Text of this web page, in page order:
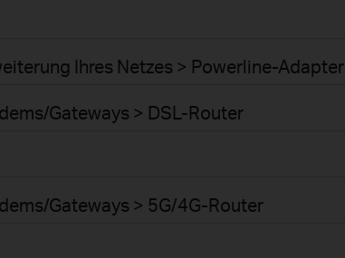
Ihres Netzes > Powerline-Adapter
Gateways > DSL-Router
Gateways > 5G/4G-Router